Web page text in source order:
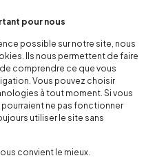
pour nous
possible sur notre site, nous
Ils nous permettent de faire
comprendre ce que vous
Vous pouvez choisir
à tout moment. Si vous
ne pas fonctionner
utiliser le site sans
convient le mieux.